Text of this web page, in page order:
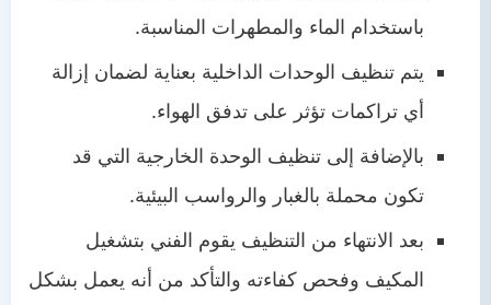
باستخدام الماء والمطهرات المناسبة.
يتم تنظيف الوحدات الداخلية بعناية لضمان إزالة
أي تراكمات تؤثر على تدفق الهواء.
بالإضافة إلى تنظيف الوحدة الخارجية التي قد
تكون محملة بالغبار والرواسب البيئية.
بعد الانتهاء من التنظيف يقوم الفني بتشغيل
المكيف وفحص كفاءته والتأكد من أنه يعمل بشكل